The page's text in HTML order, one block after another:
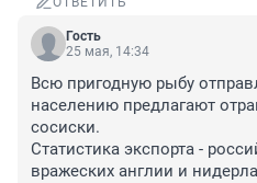
Гость
25 мая, 14:34
Всю пригодную рыбу
населению предлагают
сосиски.
Статистика экспорта -
вражеских англии и